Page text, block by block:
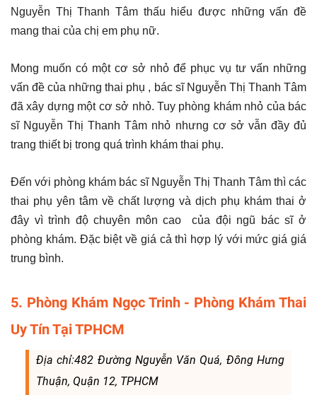
Nguyễn Thị Thanh Tâm thấu hiểu được những vấn đề
mang thai của chị em phụ nữ.
Mong muốn có một cơ sở nhỏ để phục vụ tư vấn những
vấn đề của những thai phụ , bác sĩ Nguyễn Thị Thanh Tâm
đã xây dựng một cơ sở nhỏ. Tuy phòng khám nhỏ của bác
sĩ Nguyễn Thị Thanh Tâm nhỏ nhưng cơ sở vẫn đầy đủ
trang thiết bị trong quá trình khám thai phụ.
Đến với phòng khám bác sĩ Nguyễn Thị Thanh Tâm thì các
thai phụ yên tâm về chất lượng và dịch phụ khám thai ở
đây vì trình độ chuyên môn cao của đội ngũ bác sĩ ở
phòng khám. Đặc biệt về giá cả thì hợp lý với mức giá giá
trung bình.
5. Phòng Khám Ngọc Trinh - Phòng Khám Thai
Uy Tín Tại TPHCM
Địa chỉ:482 Đường Nguyễn Văn Quá, Đông Hưng
Thuận, Quận 12, TPHCM